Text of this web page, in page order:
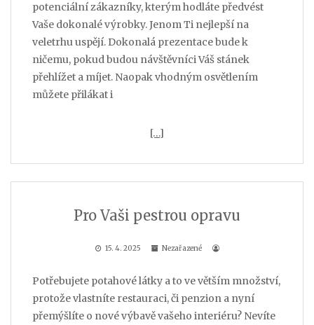
potenciální zákazníky, kterým hodláte předvést
Vaše dokonalé výrobky. Jenom Ti nejlepší na
veletrhu uspějí. Dokonalá prezentace bude k
ničemu, pokud budou návštěvníci Váš stánek
přehlížet a míjet. Naopak vhodným osvětlením
můžete přilákat i
[…]
Pro Vaši pestrou opravu
15. 4. 2025 Nezařazené
Potřebujete potahové látky a to ve větším množství,
protože vlastníte restauraci, či penzion a nyní
přemýšlíte o nové výbavě vašeho interiéru? Nevíte